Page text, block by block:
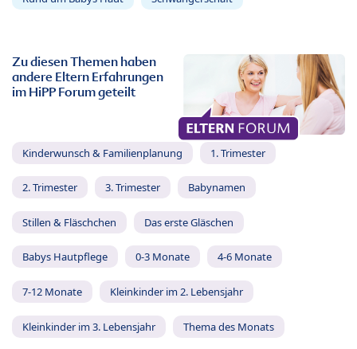
Zu diesen Themen haben
andere Eltern Erfahrungen
im HiPP Forum geteilt
Kinderwunsch & Familienplanung 1. Trimester
2. Trimester 3. Trimester Babynamen
Stillen & Fläschchen Das erste Gläschen
Babys Hautpflege 0-3 Monate 4-6 Monate
7-12 Monate Kleinkinder im 2. Lebensjahr
Kleinkinder im 3. Lebensjahr Thema des Monats